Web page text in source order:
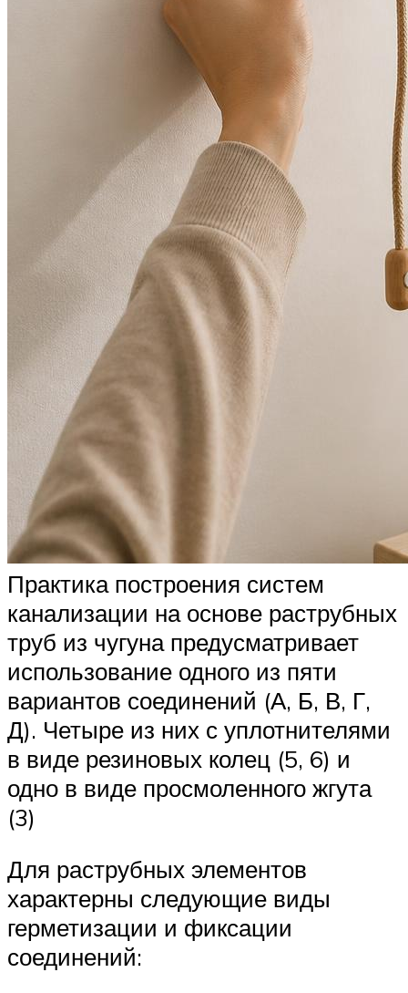
Практика построения систем
канализации на основе раструбных
труб из чугуна предусматривает
использование одного из пяти
вариантов соединений (А, Б, В, Г,
Д). Четыре из них с уплотнителями
в виде резиновых колец (5, 6) и
одно в виде просмоленного жгута
(3)
Для раструбных элементов
характерны следующие виды
герметизации и фиксации
соединений: